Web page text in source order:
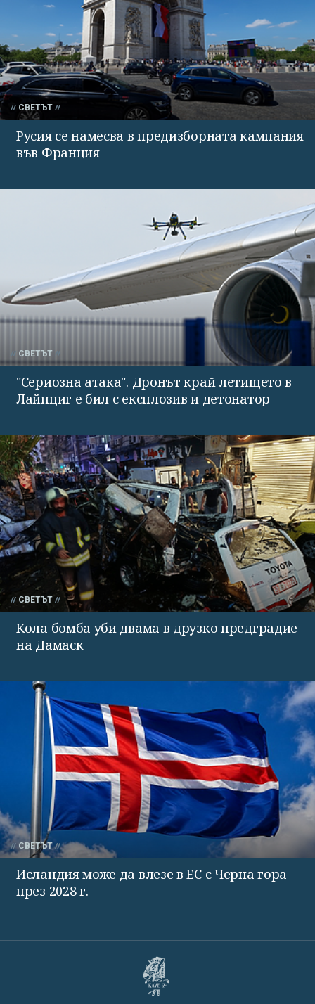
СВЕТЪТ
Русия се намесва в предизборната кампания
във Франция
СВЕТЪТ
"Сериозна атака". Дронът край летището в
Лайпциг е бил с експлозив и детонатор
СВЕТЪТ
Кола бомба уби двама в друзко предградие
на Дамаск
СВЕТЪТ
Исландия може да влезе в ЕС с Черна гора
през 2028 г.